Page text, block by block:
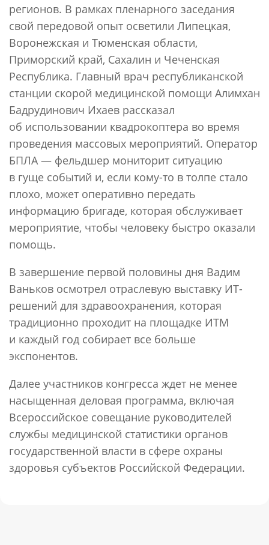
регионов. В рамках пленарного заседания
свой передовой опыт осветили Липецкая,
Воронежская и Тюменская области,
Приморский край, Сахалин и Чеченская
Республика. Главный врач республиканской
станции скорой медицинской помощи Алимхан
Бадрудинович Ихаев рассказал
об использовании квадрокоптера во время
проведения массовых мероприятий. Оператор
БПЛА — фельдшер мониторит ситуацию
в гуще событий и, если кому-то в толпе стало
плохо, может оперативно передать
информацию бригаде, которая обслуживает
мероприятие, чтобы человеку быстро оказали
помощь.
В завершение первой половины дня Вадим
Ваньков осмотрел отраслевую выставку ИТ-
решений для здравоохранения, которая
традиционно проходит на площадке ИТМ
и каждый год собирает все больше
экспонентов.
Далее участников конгресса ждет не менее
насыщенная деловая программа, включая
Всероссийское совещание руководителей
службы медицинской статистики органов
государственной власти в сфере охраны
здоровья субъектов Российской Федерации.